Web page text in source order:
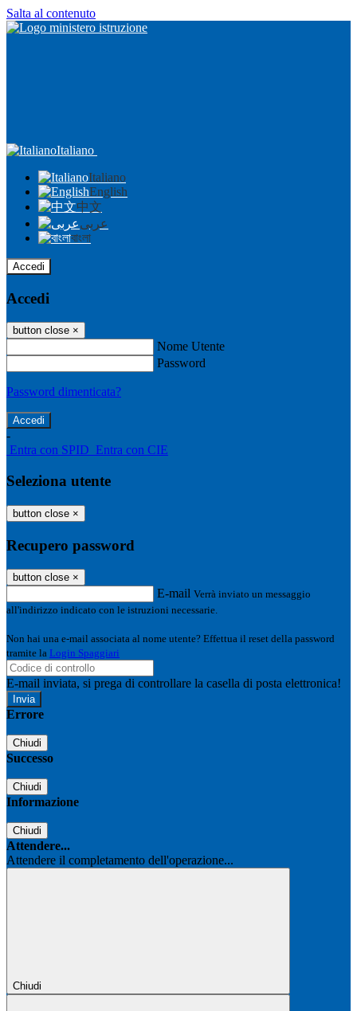
Salta al contenuto
Italiano
Italiano
English
中文
عربى
বাংলা
Accedi
Accedi
button close ×
Nome Utente
Password
Password dimenticata?
-
Entra con SPID Entra con CIE
Seleziona utente
button close ×
Recupero password
button close ×
E-mail Verrà inviato un messaggio
all'indirizzo indicato con le istruzioni necessarie.
Non hai una e-mail associata al nome utente? Effettua il reset della password
tramite la Login Spaggiari
E-mail inviata, si prega di controllare la casella di posta elettronica!
Errore
Chiudi
Successo
Chiudi
Informazione
Chiudi
Attendere...
Attendere il completamento dell'operazione...
Chiudi